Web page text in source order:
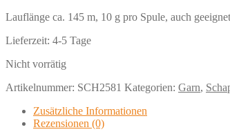
Lauflänge ca. 145 m, 10 g pro Spule, auch
Lieferzeit: 4-5 Tage
Nicht vorrätig
Artikelnummer: SCH2581 Kategorien: Garn,
Zusätzliche Informationen
Rezensionen (0)